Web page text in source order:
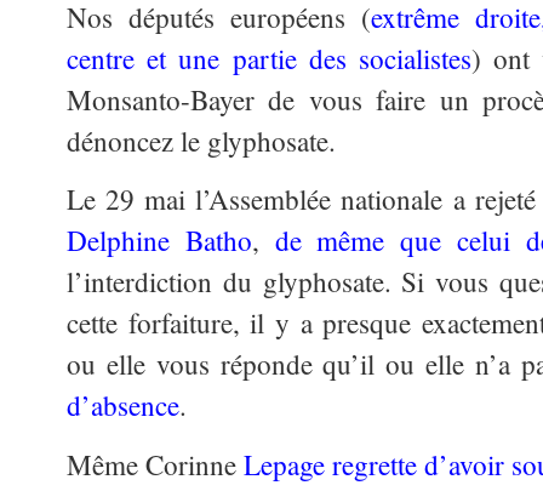
Nos députés européens (extrême
centre et une partie des socialistes) ont
Monsanto-Bayer de vous faire un
dénoncez le glyphosate.
Le 29 mai l’Assemblée nationale a
Delphine Batho, de même que celui
l’interdiction du glyphosate. Si vous
cette forfaiture, il y a presque
ou elle vous réponde qu’il ou elle n’a
d’absence.
Même CorinneLepage regrette d’avoir